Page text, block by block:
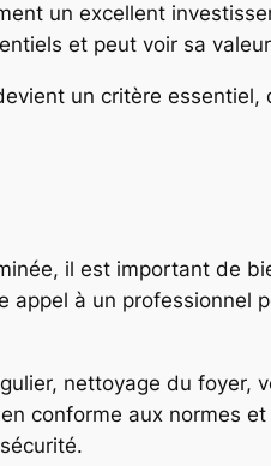
un excellent
et peut voir sa
un critère
il est important de
à un
nettoyage du
conforme aux normes